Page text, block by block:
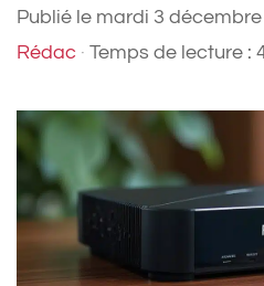
Publié le mardi 3
Rédac · Temps de lecture :